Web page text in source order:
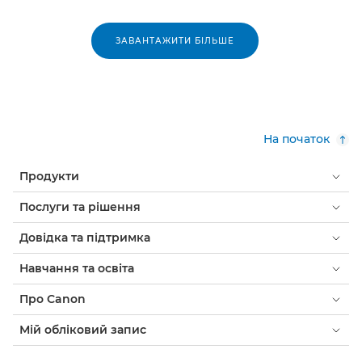
ЗАВАНТАЖИТИ БІЛЬШЕ
На початок
Продукти
Послуги та рішення
Довідка та підтримка
Навчання та освіта
Про Canon
Мій обліковий запис